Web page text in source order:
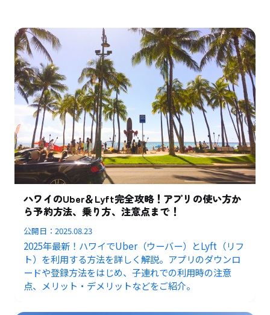
ハワイのUber＆Lyft完全攻略！アプリの使い方か
ら予約方法、乗り方、注意点まで！
公開日：2025.08.23
2025年最新！ハワイでUber（ウーバー）とLyft（リフ
ト）を利用する方法を詳しく解説。アプリのダウンロ
ードや登録方法をはじめ、子連れでの利用時の注意
点、メリット・デメリットなどをご紹介。